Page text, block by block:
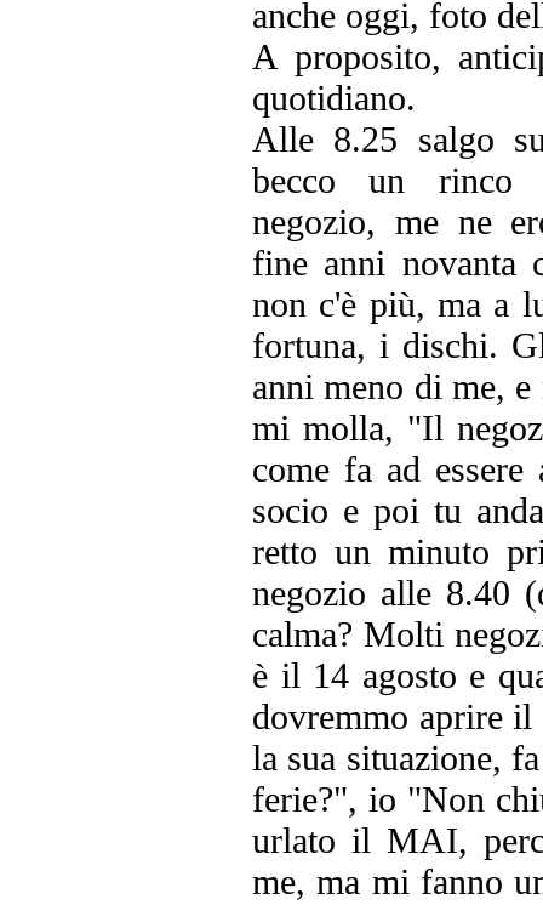
anche oggi, foto
A proposito,
quotidiano.
Alle 8.25 salgo
becco un rinco
negozio, me ne
fine anni novanta
non c'è più, ma a
fortuna, i dischi.
anni meno di me,
mi molla, "Il
come fa ad
socio e poi tu
retto un minuto
negozio alle 8.40
calma? Molti
è il 14 agosto e
dovremmo aprire
la sua situazione,
ferie?", io "Non
urlato il MAI,
me, ma mi fanno